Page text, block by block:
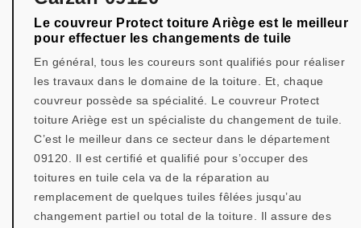
Le couvreur Protect toiture Ariège est le meilleur
pour effectuer les changements de tuile
En général, tous les coureurs sont qualifiés pour réaliser
les travaux dans le domaine de la toiture. Et, chaque
couvreur possède sa spécialité. Le couvreur Protect
toiture Ariège est un spécialiste du changement de tuile.
C’est le meilleur dans ce secteur dans le département
09120. Il est certifié et qualifié pour s’occuper des
toitures en tuile cela va de la réparation au
remplacement de quelques tuiles fêlées jusqu’au
changement partiel ou total de la toiture. Il assure des